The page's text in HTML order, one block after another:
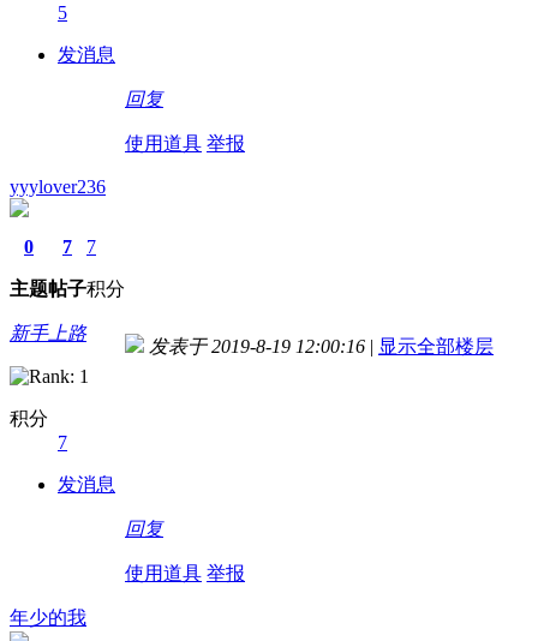
5
发消息
回复
使用道具 举报
yyylover236
0
主题
7
帖子
7
积分
新手上路
积分
7
发消息
发表于 2019-8-19 12:00:16 | 显示全部楼层
回复
使用道具 举报
年少的我